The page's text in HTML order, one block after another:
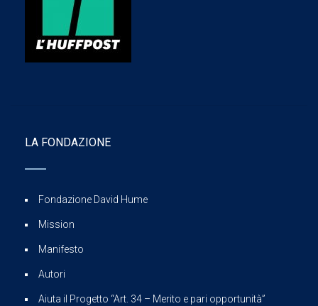
LA FONDAZIONE
Fondazione David Hume
Mission
Manifesto
Autori
Aiuta il Progetto “Art. 34 – Merito e pari opportunità”